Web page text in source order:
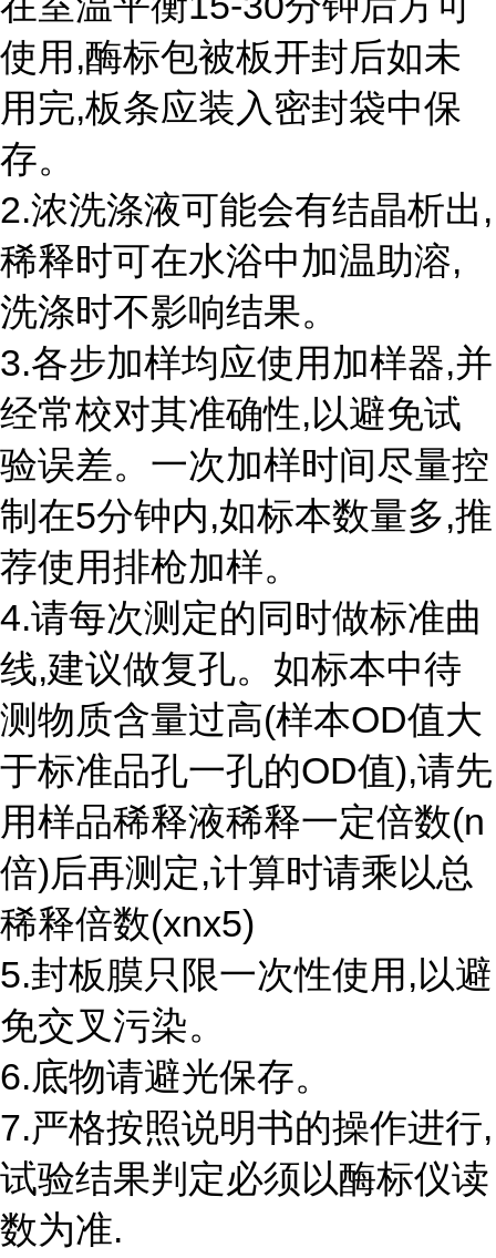
使用,酶标包被板开封后如未
用完,板条应装入密封袋中保
存。
2.浓洗涤液可能会有结晶析出,
稀释时可在水浴中加温助溶,
洗涤时不影响结果。
3.各步加样均应使用加样器,并
经常校对其准确性,以避免试
验误差。一次加样时间尽量控
制在5分钟内,如标本数量多,推
荐使用排枪加样。
4.请每次测定的同时做标准曲
线,建议做复孔。如标本中待
测物质含量过高(样本OD值大
于标准品孔一孔的OD值),请先
用样品稀释液稀释一定倍数(n
倍)后再测定,计算时请乘以总
稀释倍数(xnx5)
5.封板膜只限一次性使用,以避
免交叉污染。
6.底物请避光保存。
7.严格按照说明书的操作进行,
试验结果判定必须以酶标仪读
数为准.